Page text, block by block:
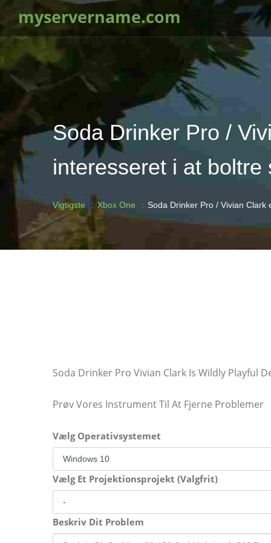
myservername.com
Soda Drinker Pro /
interesseret i at boltre
Vigtigste Xbox One Soda Drinker Pro / Vivian
Soda Drinker Pro Vivian Clark Is Wildly Playful
Prøv Vores Instrument Til At Fjerne Problemer
Vælg Operativsystemet
Vælg Et Projektionsprojekt (Valgfrit)
Beskriv Dit Problem